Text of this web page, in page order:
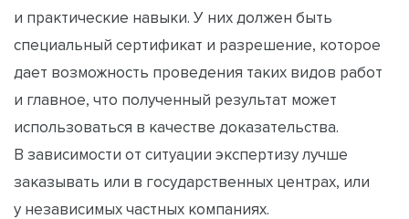
и практические навыки. У них должен быть
специальный сертификат и разрешение, которое
дает возможность проведения таких видов работ
и главное, что полученный результат может
использоваться в качестве доказательства.
В зависимости от ситуации экспертизу лучше
заказывать или в государственных центрах, или
у независимых частных компаниях.